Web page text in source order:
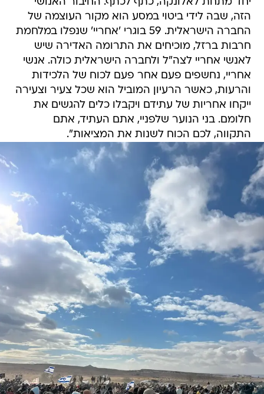
יחד מתחת לאלונקה, כתף לכתף. החיבור האנושי
הזה, שבה לידי ביטוי במסע הוא מקור העוצמה של
החברה הישראלית. 59 בוגרי 'אחריי' שנפלו במלחמת
חרבות ברזל, מוכיחים את התרומה האדירה שיש
לאנשי אחריי לצה"ל ולחברה הישראלית כולה. אנשי
אחריי, נחשפים פעם אחר פעם לכוח של הלכידות
והרעות, כאשר הרעיון המוביל הוא שכל צעיר וצעירה
ייקחו אחריות של עתידם ויקבלו כלים להגשים את
חלומם. בני הנוער שלפניי, אתם העתיד, אתם
התקווה, לכם הכוח לשנות את המציאות".